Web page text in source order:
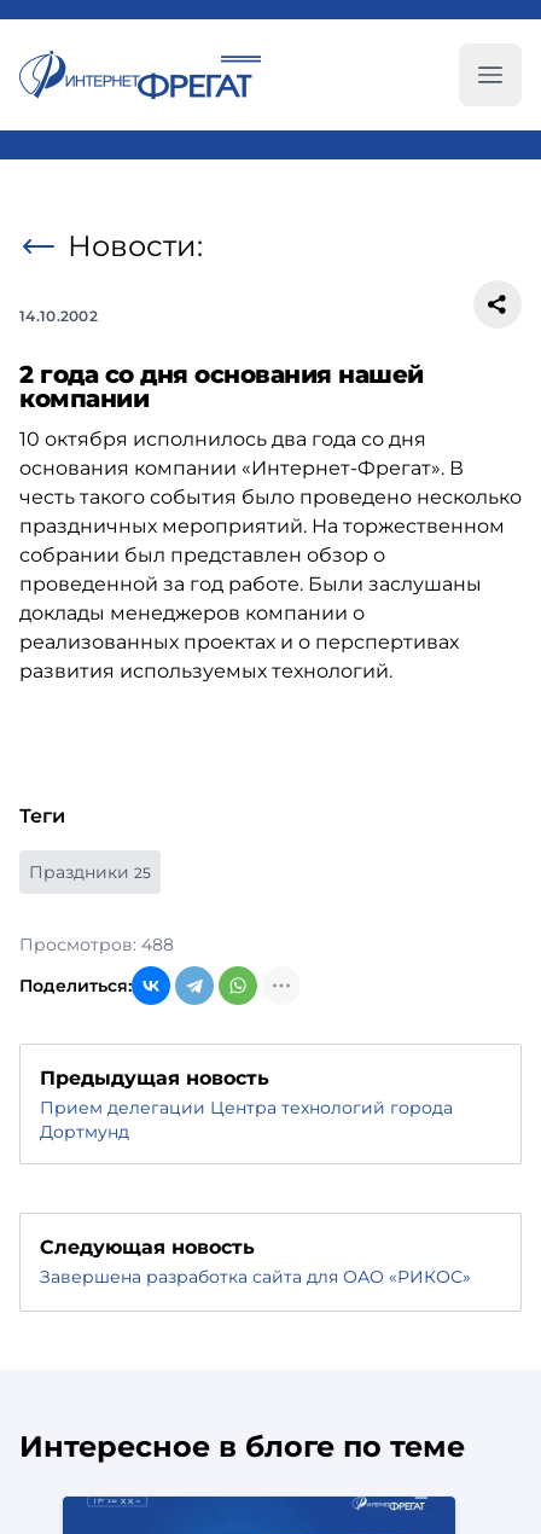
Новости:
14.10.2002
2 года со дня основания нашей
компании
10 октября исполнилось два года со дня
основания компании «Интернет-Фрегат». В
честь такого события было проведено несколько
праздничных мероприятий. На торжественном
собрании был представлен обзор о
проведенной за год работе. Были заслушаны
доклады менеджеров компании о
реализованных проектах и о перспертивах
развития используемых технологий.
Теги
Праздники 25
Просмотров: 488
Поделиться:
Предыдущая новость
Прием делегации Центра технологий города
Дортмунд
Следующая новость
Завершена разработка сайта для ОАО «РИКОС»
Интересное в блоге по теме